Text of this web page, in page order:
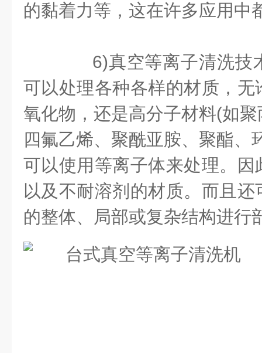
的黏着力等，这在许多应用中
6)真空等离子清洗技
可以处理各种各样的材质，
氧化物，还是高分子材料(如
四氟乙烯、聚酰亚胺、聚酯、
可以使用等离子体来处理。
以及不耐溶剂的材质。而且
的整体、局部或复杂结构进行